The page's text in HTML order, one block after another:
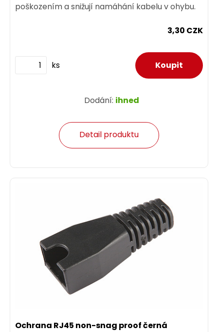
poškozením a snižují namáhání kabelu v ohybu.
3,30 CZK
ks
Dodání: ihned
Detail produktu
Ochrana RJ45 non-snag proof černá